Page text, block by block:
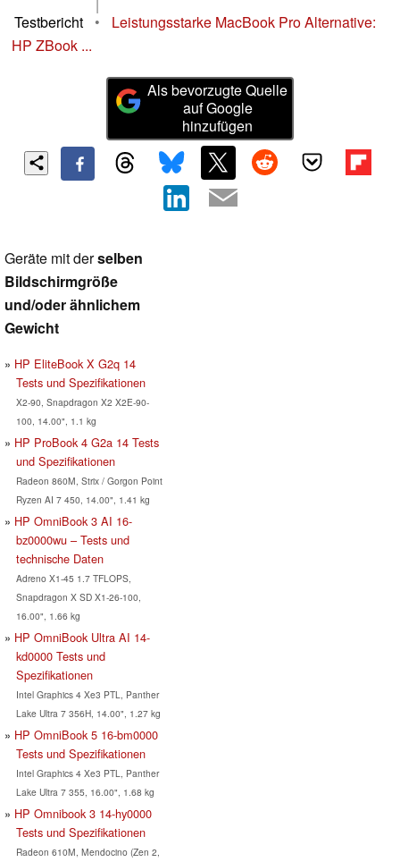
Testbericht
•
Leistungsstarke MacBook Pro Alternative:
HP ZBook ...
Als bevorzugte Quelle
auf Google
hinzufügen
Geräte mit derselben
Bildschirmgröße
und/oder ähnlichem
Gewicht
HP EliteBook X G2q 14
Tests und Spezifikationen
X2-90, Snapdragon X2 X2E-90-
100, 14.00", 1.1 kg
HP ProBook 4 G2a 14 Tests
und Spezifikationen
Radeon 860M, Strix / Gorgon Point
Ryzen AI 7 450, 14.00", 1.41 kg
HP OmniBook 3 AI 16-
bz0000wu – Tests und
technische Daten
Adreno X1-45 1.7 TFLOPS,
Snapdragon X SD X1-26-100,
16.00", 1.66 kg
HP OmniBook Ultra AI 14-
kd0000 Tests und
Spezifikationen
Intel Graphics 4 Xe3 PTL, Panther
Lake Ultra 7 356H, 14.00", 1.27 kg
HP OmniBook 5 16-bm0000
Tests und Spezifikationen
Intel Graphics 4 Xe3 PTL, Panther
Lake Ultra 7 355, 16.00", 1.68 kg
HP Omnibook 3 14-hy0000
Tests und Spezifikationen
Radeon 610M, Mendocino (Zen 2,